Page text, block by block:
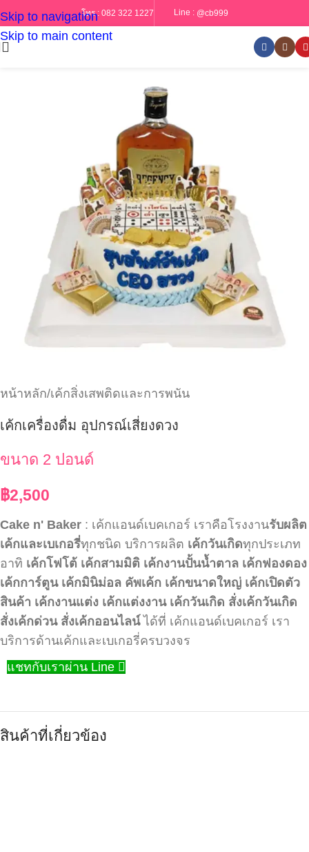
Skip to navigation
Skip to main content
โทร : 082 322 1227 Line : @cb999
หน้าหลัก/เค้กสิ่งเสพติดและการพนัน
เค้กเครื่องดื่ม อุปกรณ์เสี่ยงดวง
ขนาด 2 ปอนด์
฿2,500
Cake n' Baker : เค้กแอนด์เบคเกอร์ เราคือโรงงานรับผลิต
เค้กและเบเกอรี่ทุกชนิด บริการผลิต เค้กวันเกิดทุกประเภท
อาทิ เค้กโฟโต้ เค้กสามมิติ เค้กงานปั้นน้ำตาล เค้กฟองดอง
เค้กการ์ตูน เค้กมินิม่อล คัพเค้ก เค้กขนาดใหญ่ เค้กเปิดตัว
สินค้า เค้กงานแต่ง เค้กแต่งงาน เค้กวันเกิด สั่งเค้กวันเกิด
สั่งเค้กด่วน สั่งเค้กออนไลน์ได้ที่ เค้กแอนด์เบคเกอร์ เรา
บริการด้านเค้กและเบเกอรี่ครบวงจร
แชทกับเราผ่าน Line
สินค้าที่เกี่ยวข้อง